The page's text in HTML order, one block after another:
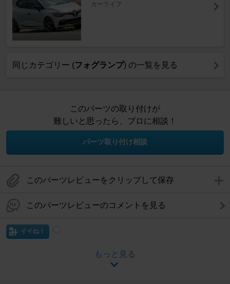
カーライフ
同じカテゴリー (フォグランプ) の一覧を見る
このパーツの取り付けが
難しいと思ったら、プロに相談！
パーツ取り付け相談
このパーツレビューをクリップして保存
このパーツレビューのコメントを見る
イイね！
もっと見る